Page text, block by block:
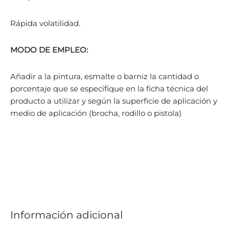
Rápida volatilidad.
MODO DE EMPLEO:
Añadir a la pintura, esmalte o barniz la cantidad o
porcentaje que se especifique en la ficha técnica del
producto a utilizar y según la superficie de aplicación y
medio de aplicación (brocha, rodillo o pistola)
Información adicional